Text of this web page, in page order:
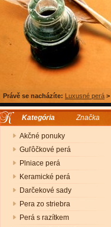
Právě se nacházíte: Luxusné perá >
Kategória Značka
Akčné ponuky
Guľôčkové perá
Plniace perá
Keramické perá
Darčekové sady
Pera zo striebra
Perá s razítkem